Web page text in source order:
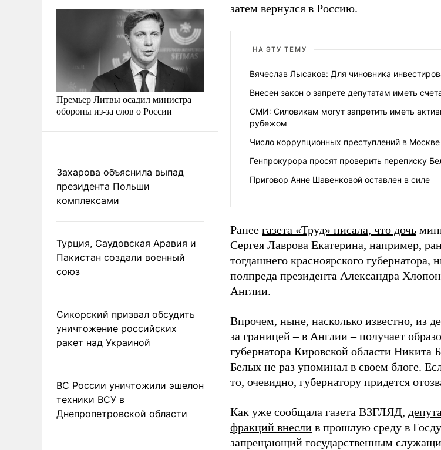
Премьер Литвы осадил министра
обороны из-за слов о России
Захарова объяснила выпад
президента Польши
комплексами
Турция, Саудовская Аравия и
Пакистан создали военный
союз
Сикорский призвал обсудить
уничтожение российских
ракет над Украиной
ВС России уничтожили эшелон
техники ВСУ в
Днепропетровской области
затем вернулся в Россию.
НА ЭТУ ТЕМУ
Вячеслав Лысаков: Для чиновника
Внесен закон о запрете депутатам иметь
СМИ: Силовикам могут запретить иметь
рубежом
Число коррупционных преступлений в
Генпрокурора просят проверить переписку
Приговор Анне Шавенковой оставлен в силе
Ранее газета «Труд» писала, что дочь
Сергея Лаврова Екатерина, например,
тогдашнего красноярского губернатора,
полпреда президента Александра
Англии.
Впрочем, ныне, насколько известно, из
за границей – в Англии – получает
губернатора Кировской области
Белых не раз упоминал в своем блоге.
то, очевидно, губернатору придется
Как уже сообщала газета ВЗГЛЯД,
фракций внесли в прошлую среду в
запрещающий государственным